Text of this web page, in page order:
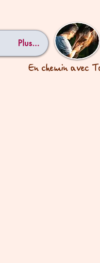
Plus...
En chemin avec